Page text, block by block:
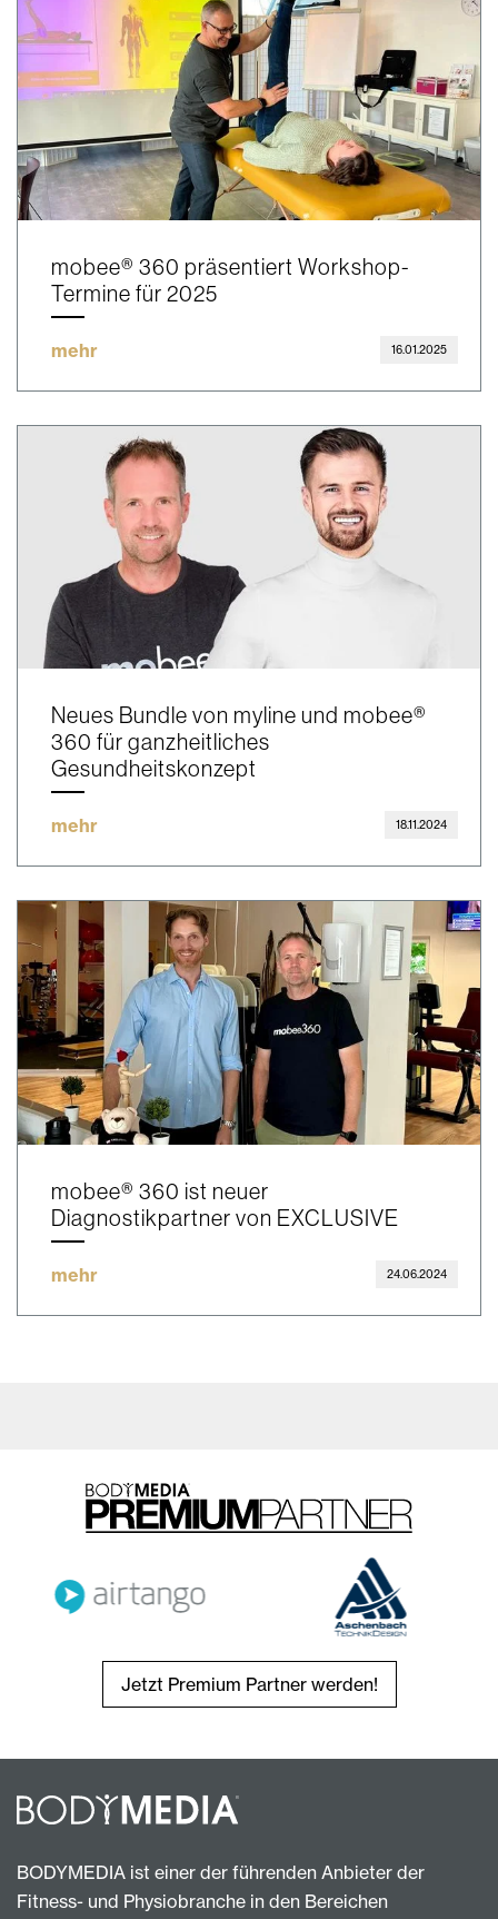
mobee® 360 präsentiert Workshop-
Termine für 2025
mehr 16.01.2025
Neues Bundle von myline und mobee®
360 für ganzheitliches
Gesundheitskonzept
mehr 18.11.2024
mobee® 360 ist neuer
Diagnostikpartner von EXCLUSIVE
mehr 24.06.2024
Jetzt Premium Partner werden!
BODYMEDIA ist einer der führenden Anbieter der
Fitness- und Physiobranche in den Bereichen